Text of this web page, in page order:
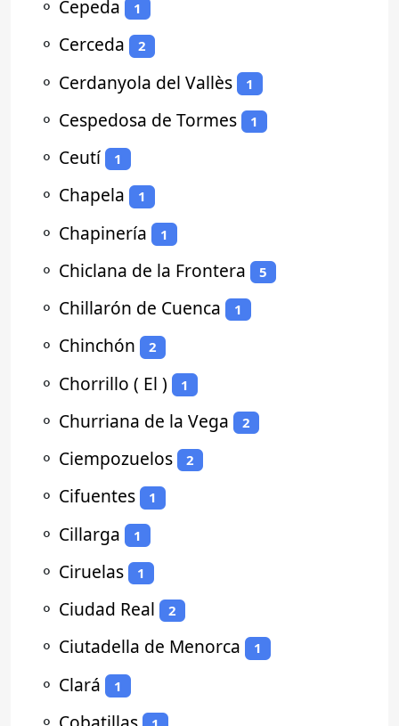
⚬ Cepeda 1
⚬ Cerceda 2
⚬ Cerdanyola del Vallès 1
⚬ Cespedosa de Tormes 1
⚬ Ceutí 1
⚬ Chapela 1
⚬ Chapinería 1
⚬ Chiclana de la Frontera 5
⚬ Chillarón de Cuenca 1
⚬ Chinchón 2
⚬ Chorrillo ( El ) 1
⚬ Churriana de la Vega 2
⚬ Ciempozuelos 2
⚬ Cifuentes 1
⚬ Cillarga 1
⚬ Ciruelas 1
⚬ Ciudad Real 2
⚬ Ciutadella de Menorca 1
⚬ Clará 1